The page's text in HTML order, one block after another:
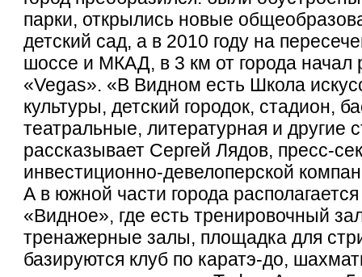
парки, открылись новые
детский сад, а в 2010 году на
шоссе и МКАД, в 3 км от города начал
«Vegas». «В Видном есть Школа
культуры, детский городок, стадион,
театральные, литературная и другие
рассказывает Сергей Лядов, пресс-
инвестиционно-девелоперской
А в южной части города
«Видное», где есть тренировочный
тренажерные залы, площадка для
базируются клуб по каратэ-до,